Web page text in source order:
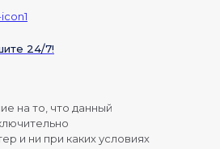
₽.
24/7!
на то, что данный
и ни при каких условиях